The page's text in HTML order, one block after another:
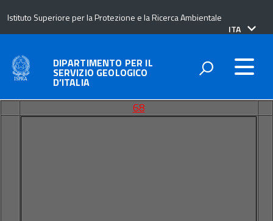
Istituto Superiore per la Protezione e la Ricerca Ambientale
lingua
ITA
DIPARTIMENTO PER IL
SERVIZIO GEOLOGICO
D’ITALIA
68